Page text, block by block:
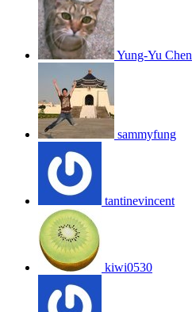
Yung-Yu Chen
sammyfung
tantinevincent
kiwi0530